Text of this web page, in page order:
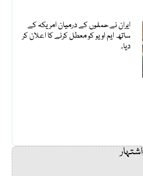
ایران نے حملوں کے درمیان امریکہ کے
ساتھ ایم او یو کو معطل کرنے کا اعلان کر
دیا۔
اشتہار